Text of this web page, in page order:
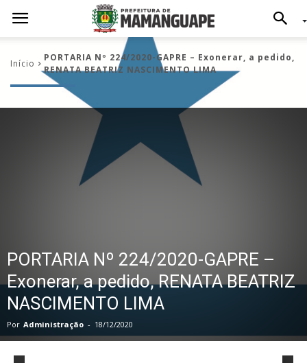
Início
PORTARIA Nº 224/2020-GAPRE – Exonerar, a pedido,
RENATA BEATRIZ NASCIMENTO LIMA
PORTARIA Nº 224/2020-GAPRE –
Exonerar, a pedido, RENATA BEATRIZ
NASCIMENTO LIMA
Por Administração - 18/12/2020